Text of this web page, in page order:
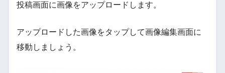
投稿画面に画像をアップロードします。
アップロードした画像をタップして画像編集画面に
移動しましょう。